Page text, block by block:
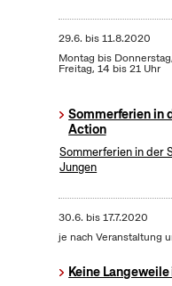
29.6. bis11.8.2020
Montag bis
Freitag, 14 bis 21 Uhr
Sommerferien in
Action
Sommerferien in der
Jungen
30.6. bis17.7.2020
je nach Veranstaltung
Keine